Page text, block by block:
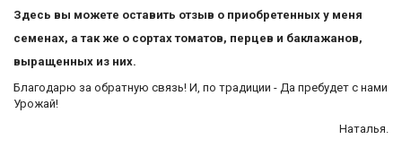
Здесь вы можете оставить отзыв о приобретенных у меня
семенах, а так же о сортах томатов, перцев и баклажанов,
выращенных из них.
Благодарю за обратную связь! И, по традиции - Да пребудет с нами
Урожай!
Наталья.